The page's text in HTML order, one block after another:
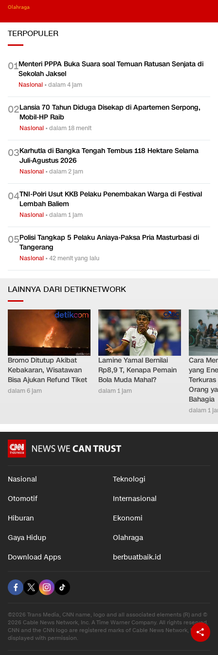
Olahraga
TERPOPULER
01Menteri PPPA Buka Suara soal Temuan Ratusan Senjata di
Sekolah Jaksel
Nasional •dalam 4 jam
02Lansia 70 Tahun Diduga Disekap di Apartemen Serpong,
Mobil-HP Raib
Nasional •dalam 18 menit
03Karhutla di Bangka Tengah Tembus 118 Hektare Selama
Juli-Agustus 2026
Nasional •dalam 2 jam
04TNI-Polri Usut KKB Pelaku Penembakan Warga di Festival
Lembah Baliem
Nasional •dalam 1 jam
05Polisi Tangkap 5 Pelaku Aniaya-Paksa Pria Masturbasi di
Tangerang
Nasional •42 menit yang lalu
LAINNYA DARI DETIKNETWORK
Bromo Ditutup Akibat
Kebakaran, Wisatawan
Bisa Ajukan Refund Tiket
dalam 6 jam
Lamine Yamal Bernilai
Rp8,9 T, Kenapa Pemain
Bola Muda Mahal?
dalam 1 jam
Cara
yang
Orang
Bahagia
dalam 1
Nasional Teknologi
Otomotif Internasional
Hiburan Ekonomi
Gaya Hidup Olahraga
Download Apps berbuatbaik.id
©2026 Trans Media, CNN name, logo and all associated elements (R) and ©
2026 Cable News Network, Inc. A Time Warner Company. All rights reserved.
CNN and the CNN logo are registered marks of Cable News Network, Inc.,
displayed with permission.